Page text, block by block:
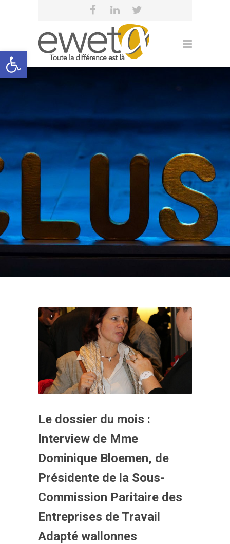
Open toolbar
eweta
Le dossier du mois :
Interview de Mme
Dominique Bloemen, de
Présidente de la Sous-
Commission Paritaire des
Entreprises de Travail
Adapté wallonnes